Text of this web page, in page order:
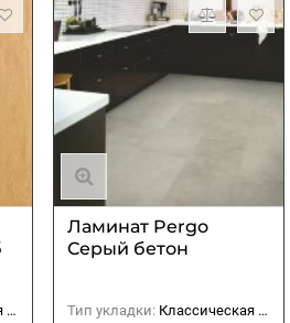
Ламинат Pergo
Серый бетон
Тип укладки: Классическая (прямая)